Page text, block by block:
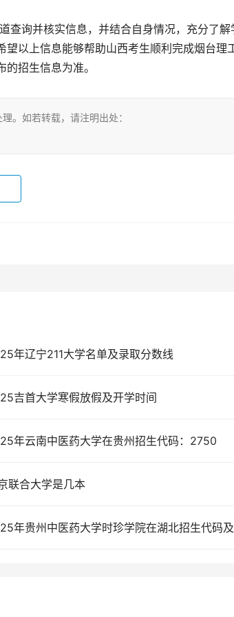
以上信息能够帮助山西考生顺利完成烟台理
招生信息为准。
理。如若转载，请注明出处：
年辽宁211大学名单及录取分数线
吉首大学寒假放假及开学时间
年云南中医药大学在贵州招生代码：2750
联合大学是几本